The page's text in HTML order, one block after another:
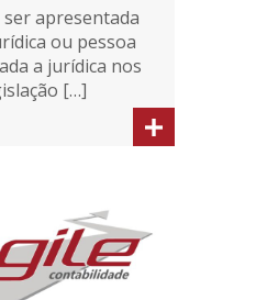
ser apresentada
ou pessoa
a jurídica nos
[…]